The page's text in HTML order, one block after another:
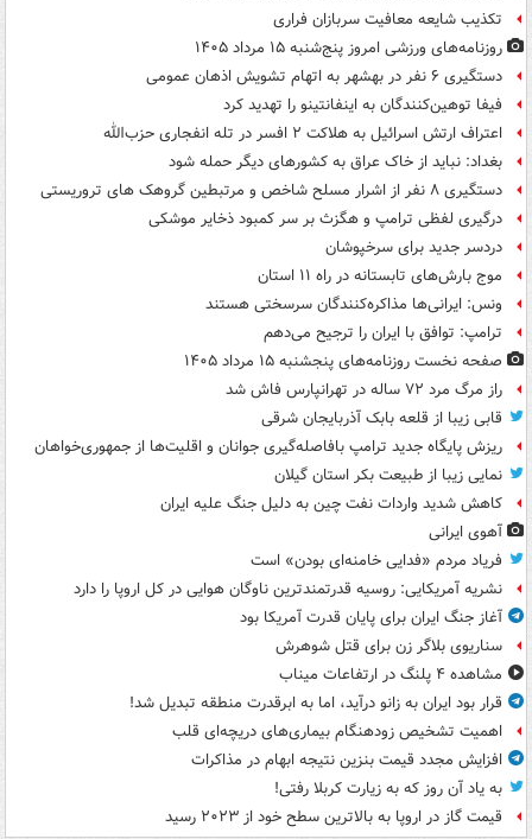
تکذیب شایعه معافیت سربازان فراری
روزنامه‌های ورزشی امروز پنج‌شنبه ۱۵ مرداد ۱۴۰۵
دستگیری ۶ نفر در بهشهر به اتهام تشویش اذهان عمومی
فیفا توهین‌کنندگان به اینفانتینو را تهدید کرد
اعتراف ارتش اسرائیل به هلاکت ۲ افسر در تله انفجاری حزب‌الله
بغداد: نباید از خاک عراق به کشورهای دیگر حمله شود
دستگیری ۸ نفر از اشرار مسلح شاخص و مرتبطین گروهک های تروریستی
درگیری لفظی ترامپ و هگزث بر سر کمبود ذخایر موشکی
دردسر جدید برای سرخپوشان
موج بارش‌های تابستانه در راه ۱۱ استان
ونس: ایرانی‌ها مذاکره‌کنندگان سرسختی هستند
ترامپ: توافق با ایران را ترجیح می‌دهم
صفحه نخست روزنامه‌های پنجشنبه ۱۵ مرداد ۱۴۰۵
راز مرگ مرد ۷۲ ساله در تهرانپارس فاش شد
قابی زیبا از قلعه بابک آذربایجان شرقی
ریزش پایگاه جدید ترامپ بافاصله‌گیری جوانان و اقلیت‌ها از جمهوری‌خواهان
نمایی زیبا از طبیعت بکر استان گیلان
کاهش شدید واردات نفت چین به دلیل جنگ علیه ایران
آهوی ایرانی
فریاد مردم «فدایی خامنه‌ای بودن» است
نشریه آمریکایی: روسیه قدرتمندترین ناوگان هوایی در کل اروپا را دارد
آغاز جنگ ایران برای پایان قدرت آمریکا بود
سناریوی بلاگر زن برای قتل شوهرش
مشاهده ۴ پلنگ در ارتفاعات میناب
قرار بود ایران به زانو درآید، اما به ابرقدرت منطقه تبدیل شد!
اهمیت تشخیص زودهنگام بیماری‌های دریچه‌ای قلب
افزایش مجدد قیمت بنزین نتیجه ابهام در مذاکرات
به یاد آن روز که به زیارت کربلا رفتی!
قیمت گاز در اروپا به بالاترین سطح خود از ۲۰۲۳ رسید